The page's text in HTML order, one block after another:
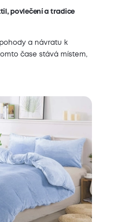
povlečení a tradice
a návratu k
čase stává místem,